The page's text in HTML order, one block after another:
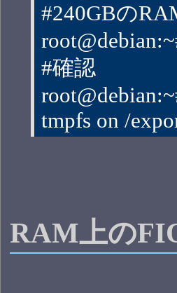
#240GBの
#確認
tmpfs on /
RAM上の